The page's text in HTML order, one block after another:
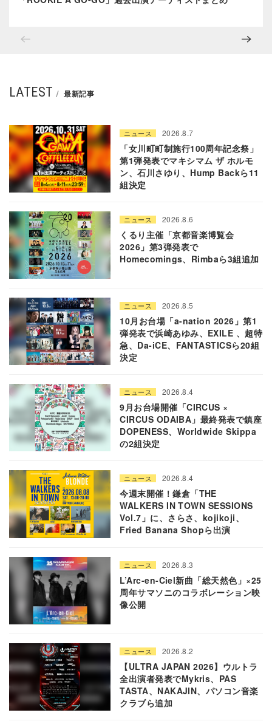
LATEST 最新記事
ニュース 2026.8.7
「女川町町制施行100周年記念祭」
第1弾発表でマキシマム ザ ホルモ
ン、石川さゆり、Hump Backら11
組決定
ニュース 2026.8.6
くるり主催「京都音楽博覧会
2026」第3弾発表で
Homecomings、Rimbaら3組追加
ニュース 2026.8.5
10月お台場「a-nation 2026」第1
弾発表で浜崎あゆみ、EXILE 、超特
急、Da-iCE、FANTASTICSら20組
決定
ニュース 2026.8.4
9月お台場開催「CIRCUS ×
CIRCUS ODAIBA」最終発表で鎮座
DOPENESS、Worldwide Skippa
の2組決定
ニュース 2026.8.4
今週末開催！鎌倉「THE
WALKERS IN TOWN SESSIONS
Vol.7」に、さらさ、kojikoji、
Fried Banana Shopら出演
ニュース 2026.8.3
L’Arc-en-Ciel新曲「総天然色」×25
周年サマソニのコラボレーション映
像公開
ニュース 2026.8.2
【ULTRA JAPAN 2026】ウルトラ
全出演者発表でMykris、PAS
TASTA、NAKAJIN、パソコン音楽
クラブら追加